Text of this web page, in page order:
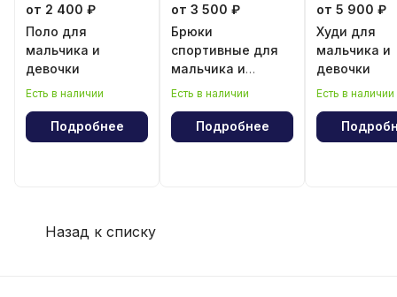
от 2 400 ₽
Поло для
мальчика и
девочки
Есть в наличии
Подробнее
от 3 500 ₽
Брюки
спортивные для
мальчика и
девочки
Есть в наличии
Подробнее
от 5 900 ₽
Худи для
мальчика и
девочки
Есть в наличии
Назад к списку